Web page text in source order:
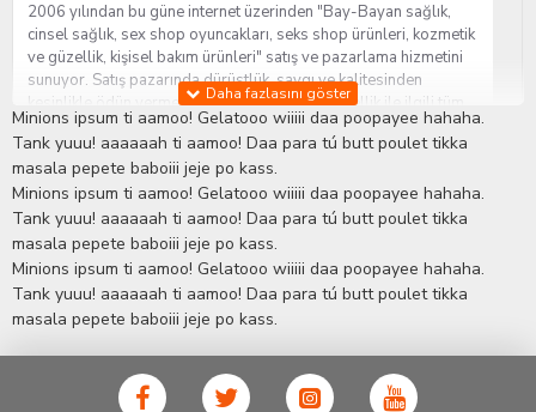
2006 yılından bu güne internet üzerinden "Bay-Bayan sağlık,
cinsel sağlık, sex shop oyuncakları, seks shop ürünleri, kozmetik
ve güzellik, kişisel bakım ürünleri" satış ve pazarlama hizmetini
sunuyor. Satış pazarında dürüstlük, saygı ve kalitesinden
kesinlikle ödün vermeden hizmet sağlık ve güzellik ile ilgili tüm
sorularınıza anında cevap verebilen Yetkin ve uzman kadrosu ile
ihtiyaçlarınızı en uygun fiyat ve taksit seçenekleriyle karşılıyor.
İstanbul beylikdüzü Erotik Shop sitemizde insan odaklı çalışma
stratejimiz ile müşterilerimizin yaşamlarında mutlu, sağlıklı ve
bakımlı olmaları için onlara sağlık ve güzellik danışmanlığı
sağlıyoruz.Sex ShopAlışveriş sitemiz Erotik Shop sektöründeki
gelişmeleri ve yenilikleri çok yakından takip etmesi, yaklaşık
5000'e yakın geniş ürün yelpazesi ile Türkiye'de bu sektörde
kendi alanımızda en geniş ürün gurubuna sahip ender
mağazalardan biri olması, müşteri memnuniyetini her zaman ön
planda tutan yaklaşımcı ve yenilikçi servislerin geliştirilmesi
konusundaki becerileri ile kendisine Cinsel Ürün hayatında lider
ve kalıcı bir yer edinmiştir.
Minions ipsum ti aamoo! Gelatooo wiiiii daa poopayee hahaha.
Tank yuuu! aaaaaah ti aamoo! Daa para tú butt poulet tikka
masala pepete baboiii jeje po kass.
Minions ipsum ti aamoo! Gelatooo wiiiii daa poopayee hahaha.
Tank yuuu! aaaaaah ti aamoo! Daa para tú butt poulet tikka
masala pepete baboiii jeje po kass.
Minions ipsum ti aamoo! Gelatooo wiiiii daa poopayee hahaha.
Tank yuuu! aaaaaah ti aamoo! Daa para tú butt poulet tikka
masala pepete baboiii jeje po kass.